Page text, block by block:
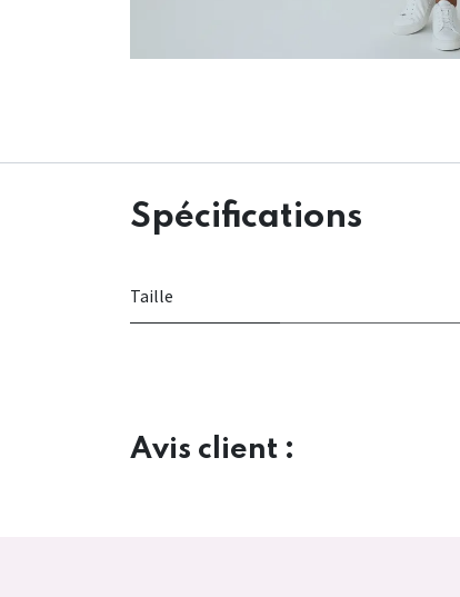
Spécifications
Taille
Avis client :